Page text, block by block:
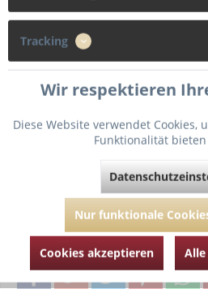
D E
In den
Merken Fragen zum
Artikel-Nr.: MJL012-
Tracking
Wir respektieren
Diese Website verwendet Cookies,
Funktionalität
Nur funktionale
Cookies akzeptieren